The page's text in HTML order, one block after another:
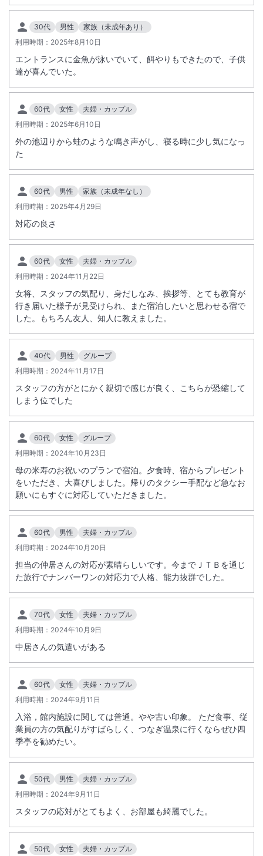
30代 男性
家族（未成年あり）
利用時期： 2025年8月10日
エントランスに金魚が泳いでいて、餌やりもできたので、子供
達が喜んでいた。
60代 女性
夫婦・カップル
利用時期： 2025年6月10日
外の池辺りから蛙のような鳴き声がし、寝る時に少し気になっ
た
60代 男性
家族（未成年なし）
利用時期： 2025年4月29日
対応の良さ
60代 女性
夫婦・カップル
利用時期： 2024年11月22日
女将、スタッフの気配り、身だしなみ、挨拶等、とても教育が
行き届いた様子が見受けられ、また宿泊したいと思わせる宿で
した。もちろん友人、知人に教えました。
40代 男性
グループ
利用時期： 2024年11月17日
スタッフの方がとにかく親切で感じが良く、こちらが恐縮して
しまう位でした
60代 女性
グループ
利用時期： 2024年10月23日
母の米寿のお祝いのプランで宿泊。夕食時、宿からプレゼント
をいただき、大喜びしました。帰りのタクシー手配など急なお
願いにもすぐに対応していただきました。
60代 男性
夫婦・カップル
利用時期： 2024年10月20日
担当の仲居さんの対応が素晴らしいです。今までＪＴＢを通じ
た旅行でナンバーワンの対応力で人格、能力抜群でした。
70代 女性
夫婦・カップル
利用時期： 2024年10月9日
中居さんの気遣いがある
60代 女性
夫婦・カップル
利用時期： 2024年9月11日
入浴，館内施設に関しては普通。やや古い印象。 ただ食事、従
業員の方の気配りがすばらしく、つなぎ温泉に行くならぜひ四
季亭を勧めたい。
50代 男性
夫婦・カップル
利用時期： 2024年9月11日
スタッフの応対がとてもよく、お部屋も綺麗でした。
50代 女性 夫婦・カップル